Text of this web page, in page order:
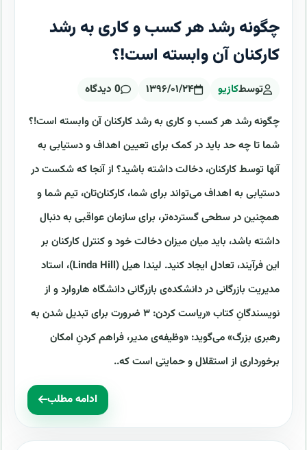
چگونه رشد هر کسب و کاری به رشد
کارکنان آن وابسته است!؟
توسطکازیو ۱۳۹۶/۰۱/۲۴ 0 دیدگاه
چگونه رشد هر کسب و کاری به رشد کارکنان آن وابسته است!؟
شما تا چه حد باید در کمک برای تعیین اهداف و دستیابی به
آنها توسط کارکنان، دخالت داشته باشید؟ از آنجا که شکست در
دستیابی به اهداف می‌تواند برای شما، کارکنان‌تان، تیم شما و
همچنین در سطحی گسترده‌تر، برای سازمان عواقبی به دنبال
داشته باشد، باید میان میزان دخالت خود و کنترل کارکنان بر
این فرآیند، تعادل ایجاد کنید. لیندا هیل (Linda Hill)، استاد
مدیریت بازرگانی در دانشکده‌ی بازرگانی دانشگاه هاروارد و از
نویسندگانِ کتاب «ریاست کردن: ۳ ضرورت برای تبدیل شدن به
رهبری بزرگ» می‌گوید: «وظیفه‌ی مدیر، فراهم کردنِ امکان
برخورداری از استقلال و حمایتی است که..
ادامه مطلب